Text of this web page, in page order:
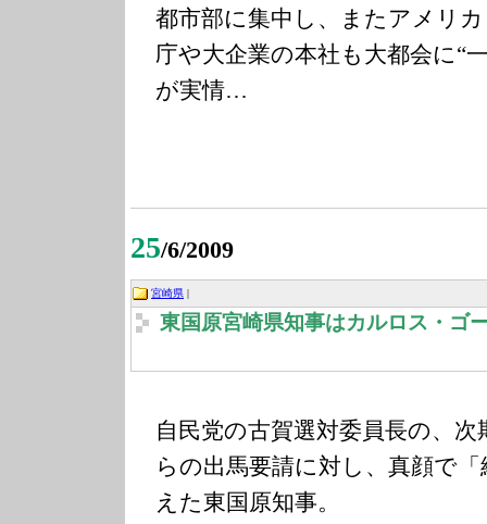
都市部に集中し、またアメリ
庁や大企業の本社も大都会に“
が実情…
25/6/2009
宮崎県
東国原宮崎県知事はカルロス・ゴ
自民党の古賀選対委員長の、
らの出馬要請に対し、真顔で
えた東国原知事。